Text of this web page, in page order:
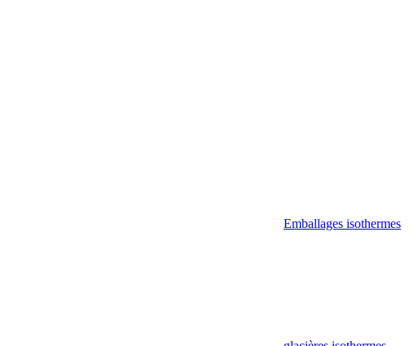
Emballages isothermes